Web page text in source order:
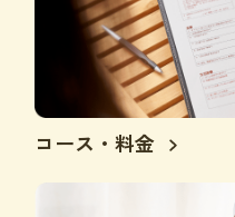
コース・料金